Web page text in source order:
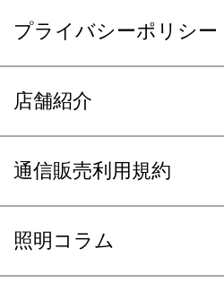
プライバシーポリシー
店舗紹介
通信販売利用規約
照明コラム